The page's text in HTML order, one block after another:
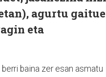
agurtu
eta
baina zer esan asmatu